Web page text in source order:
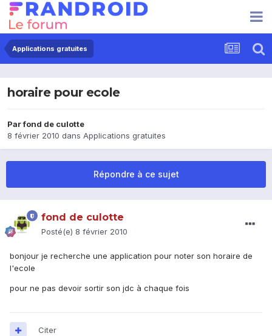
Applications gratuites
horaire pour ecole
Parfond de culotte
8 février 2010 dans Applications gratuites
Répondre à ce sujet
fond de culotte
Posté(e) 8 février 2010
bonjour je recherche une application pour noter son horaire de
l'ecole
pour ne pas devoir sortir son jdc à chaque fois
Citer